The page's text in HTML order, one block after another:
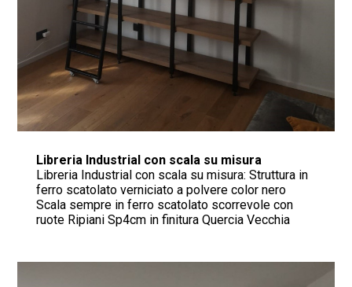
Libreria Industrial con scala su misura
Libreria Industrial con scala su misura: Struttura in
ferro scatolato verniciato a polvere color nero
Scala sempre in ferro scatolato scorrevole con
ruote Ripiani Sp4cm in finitura Quercia Vecchia